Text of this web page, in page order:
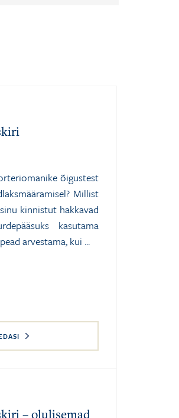
õigustest
Millist
kinnistut hakkavad
kasutama
arvestama, kui ...
– olulisemad